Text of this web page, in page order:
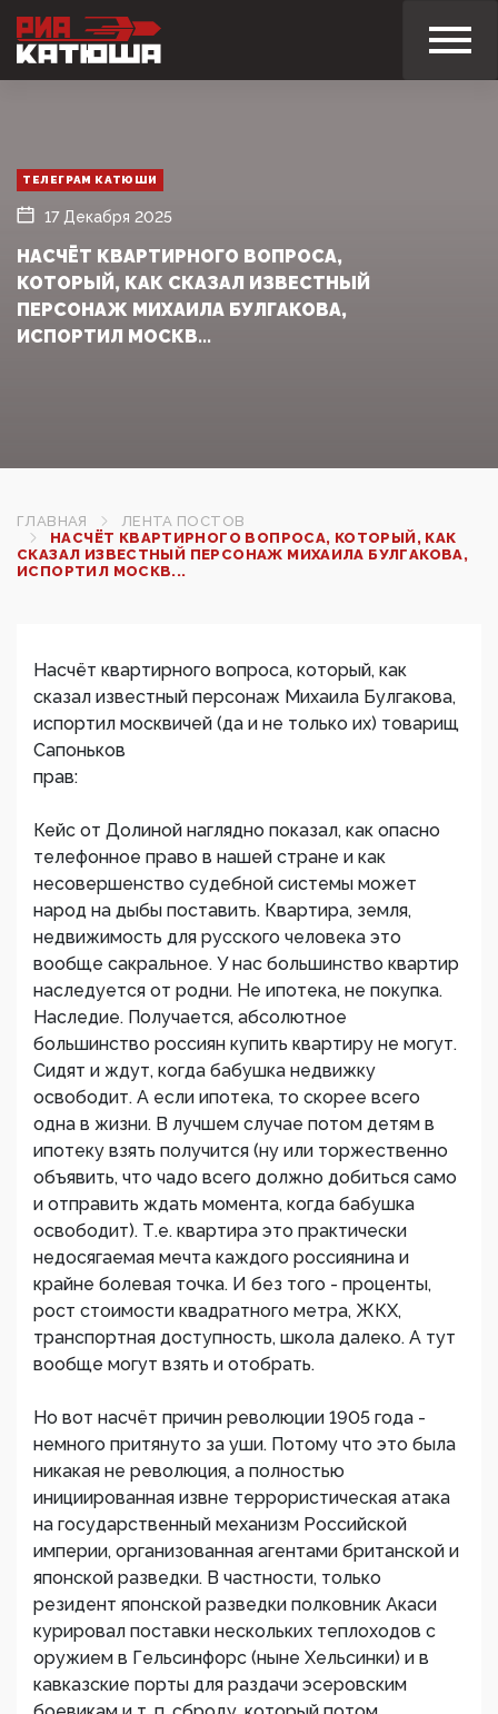
ТЕЛЕГРАМ КАТЮШИ
17 Декабря 2025
НАСЧЁТ КВАРТИРНОГО ВОПРОСА,
КОТОРЫЙ, КАК СКАЗАЛ ИЗВЕСТНЫЙ
ПЕРСОНАЖ МИХАИЛА БУЛГАКОВА,
ИСПОРТИЛ МОСКВ...
ГЛАВНАЯ
ЛЕНТА ПОСТОВ
НАСЧЁТ КВАРТИРНОГО ВОПРОСА, КОТОРЫЙ, КАК
СКАЗАЛ ИЗВЕСТНЫЙ ПЕРСОНАЖ МИХАИЛА БУЛГАКОВА,
ИСПОРТИЛ МОСКВ...
Насчёт квартирного вопроса, который, как
сказал известный персонаж Михаила Булгакова,
испортил москвичей (да и не только их) товарищ
Сапоньков
прав:
Кейс от Долиной наглядно показал, как опасно
телефонное право в нашей стране и как
несовершенство судебной системы может
народ на дыбы поставить. Квартира, земля,
недвижимость для русского человека это
вообще сакральное. У нас большинство квартир
наследуется от родни. Не ипотека, не покупка.
Наследие. Получается, абсолютное
большинство россиян купить квартиру не могут.
Сидят и ждут, когда бабушка недвижку
освободит. А если ипотека, то скорее всего
одна в жизни. В лучшем случае потом детям в
ипотеку взять получится (ну или торжественно
объявить, что чадо всего должно добиться само
и отправить ждать момента, когда бабушка
освободит). Т.е. квартира это практически
недосягаемая мечта каждого россиянина и
крайне болевая точка. И без того - проценты,
рост стоимости квадратного метра, ЖКХ,
транспортная доступность, школа далеко. А тут
вообще могут взять и отобрать.
Но вот насчёт причин революции 1905 года -
немного притянуто за уши. Потому что это была
никакая не революция, а полностью
инициированная извне террористическая атака
на государственный механизм Российской
империи, организованная агентами британской и
японской разведки. В частности, только
резидент японской разведки полковник Акаси
курировал поставки нескольких теплоходов с
оружием в Гельсинфорс (ныне Хельсинки) и в
кавказские порты для раздачи эсеровским